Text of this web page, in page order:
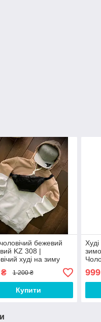
бежевий
KZ 308 |
худі на зиму
ЛЮКС якості
1 200 ₴
Купити
999